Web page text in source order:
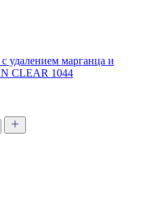
удалением марганца и
CLEAR 1044